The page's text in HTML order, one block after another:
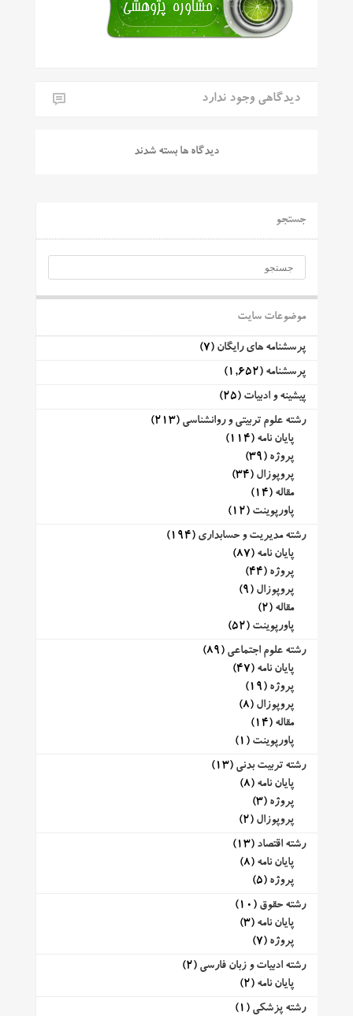
دیدگاهی وجود ندارد
دیدگاه ها بسته شدند
جستجو
موضوعات سایت
پرسشنامه های رایگان (7)
پرسشنامه (1,652)
پیشینه و ادبیات (25)
رشته علوم تربیتی و روانشناسی (213)
پایان نامه (114)
پروژه (39)
پروپوزال (34)
مقاله (14)
پاورپوینت (12)
رشته مدیریت و حسابداری (194)
پایان نامه (87)
پروژه (44)
پروپوزال (9)
مقاله (2)
پاورپوینت (52)
رشته علوم اجتماعی (89)
پایان نامه (47)
پروژه (19)
پروپوزال (8)
مقاله (14)
پاورپوینت (1)
رشته تربیت بدنی (13)
پایان نامه (8)
پروژه (3)
پروپوزال (2)
رشته اقتصاد (13)
پایان نامه (8)
پروژه (5)
رشته حقوق (10)
پایان نامه (3)
پروژه (7)
رشته ادبیات و زبان فارسی (2)
پایان نامه (2)
رشته پزشکی (1)